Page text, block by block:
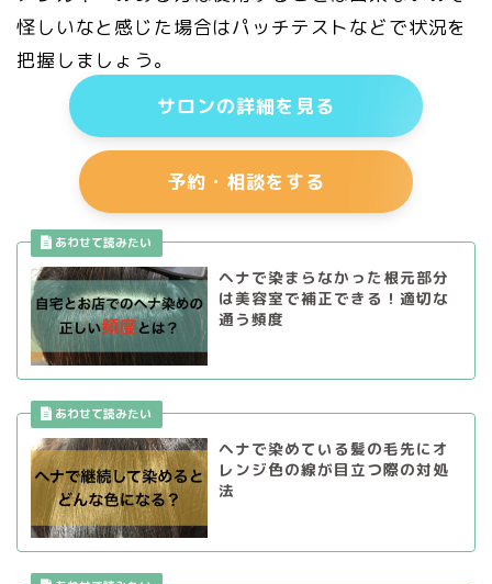
怪しいなと感じた場合はパッチテストなどで状況を
把握しましょう。
サロンの詳細を見る
予約・相談をする
ヘナで染まらなかった根元部分
は美容室で補正できる！適切な
通う頻度
ヘナで染めている髪の毛先にオ
レンジ色の線が目立つ際の対処
法